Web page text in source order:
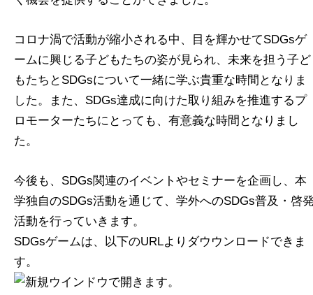
コロナ渦で活動が縮小される中、目を輝かせてSDGsゲ
ームに興じる子どもたちの姿が見られ、未来を担う子ど
もたちとSDGsについて一緒に学ぶ貴重な時間となりま
した。また、SDGs達成に向けた取り組みを推進するプ
ロモーターたちにとっても、有意義な時間となりまし
た。
今後も、SDGs関連のイベントやセミナーを企画し、本
学独自のSDGs活動を通じて、学外へのSDGs普及・啓
活動を行っていきます。
SDGsゲームは、以下のURLよりダウウンロードできま
す。